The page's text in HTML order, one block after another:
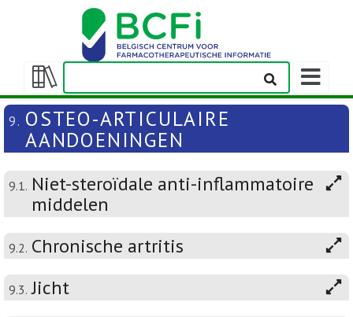
Weergeven/verbergen
inhoudstafel
9. OSTEO-ARTICULAIRE
AANDOENINGEN
9.1. Niet-steroïdale anti-inflammatoire
middelen
9.2. Chronische artritis
9.3. Jicht